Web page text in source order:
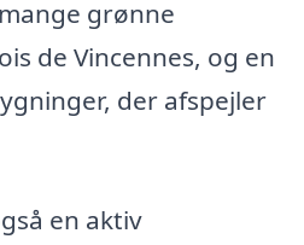
grønne
de Vincennes, og en
der afspejler
en aktiv